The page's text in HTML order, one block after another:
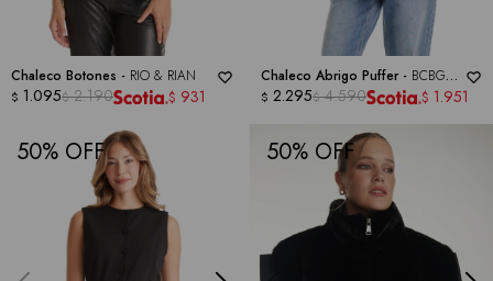
Chaleco Botones - RIO & RIAN
$ 1.095$ 2.190 $ 931
Chaleco Abrigo Puffer - BCBG
GENERATION
$ 2.295$ 4.590 $ 1.951
50 50